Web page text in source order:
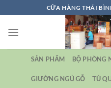
qua
nội
CỬA HÀNG THÁI
SẢN PHẨM BỘ PHÒNG
GIƯỜNG NGỦ GỖ TỦ